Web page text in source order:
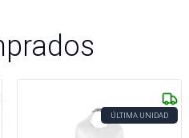
ÚLTIMA UNIDAD